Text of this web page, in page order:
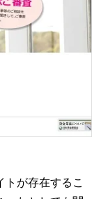
が存在するこ